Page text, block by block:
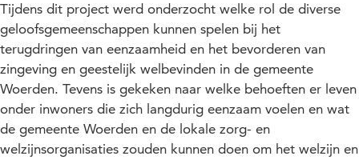
Tijdens dit project werd onderzocht welke rol de diverse
geloofsgemeenschappen kunnen spelen bij het
terugdringen van eenzaamheid en het bevorderen van
zingeving en geestelijk welbevinden in de gemeente
Woerden. Tevens is gekeken naar welke behoeften er leven
onder inwoners die zich langdurig eenzaam voelen en wat
de gemeente Woerden en de lokale zorg- en
welzijnsorganisaties zouden kunnen doen om het welzijn en